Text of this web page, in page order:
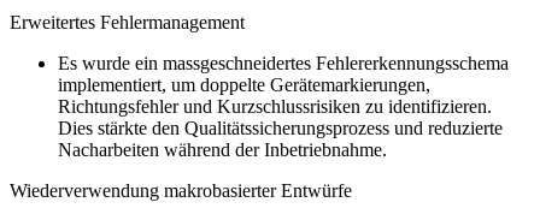
Erweitertes Fehlermanagement
Es wurde ein massgeschneidertes Fehlererkennungsschema
implementiert, um doppelte Gerätemarkierungen,
Richtungsfehler und Kurzschlussrisiken zu identifizieren.
Dies stärkte den Qualitätssicherungsprozess und reduzierte
Nacharbeiten während der Inbetriebnahme.
Wiederverwendung makrobasierter Entwürfe